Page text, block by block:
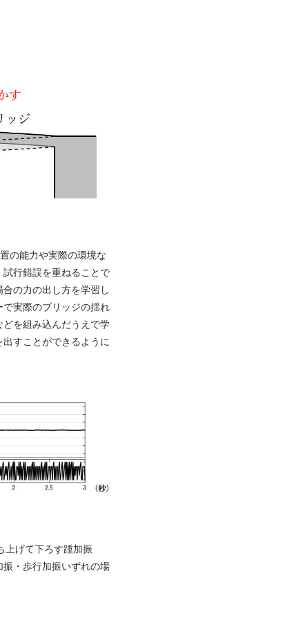
の能力や実際の環境な
行錯誤を重ねることで
の力の出し方を学習し
実際のブリッジの揺れ
を組み込んだうえで学
すことができるように
上げて下ろす踵加振
・歩行加振いずれの場